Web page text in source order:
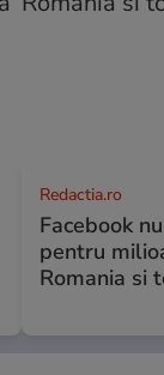
Redactia.ro
Facebook
pentru
Romania si